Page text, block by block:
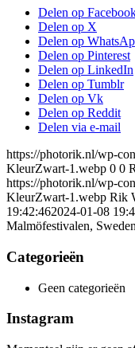
Delen op
Delen op X
Delen op
Delen op Pinterest
Delen op LinkedIn
Delen op Tumblr
Delen op Vk
Delen op Reddit
Delen via e-mail
https://photorik.nl/wp-
KleurZwart-1.webp 0 0
https://photorik.nl/wp-
KleurZwart-1.webp Rik
19:42:462024-01-08
Malmöfestivalen, Sweden
Categorieën
Geen categorieën
Instagram